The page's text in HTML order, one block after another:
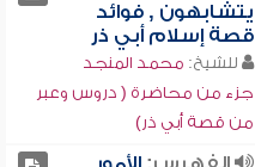
يتشابهون , فوائد
قصة إسلام أبي ذر
للشيخ: محمد المنجد
جزء من محاضرة ( دروس وعبر
من قصة أبي ذر)